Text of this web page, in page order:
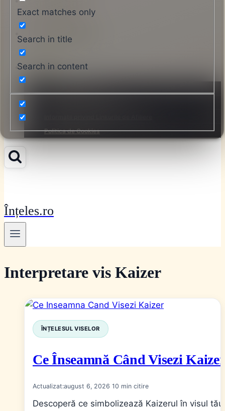
Legal
Politica de Cookies
Înțeles.ro
Interpretare vis Kaizer
ÎNȚELESUL VISELOR
Ce Înseamnă Când Visezi Kaizer
Actualizat:august 6, 2026 10
Descoperă ce simbolizează Kaizerul în visul tău
Exact matches only
Search in title
Search in content